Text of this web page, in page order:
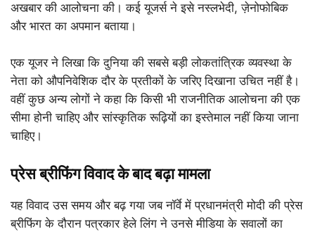
अखबार की आलोचना की। कई यूजर्स ने इसे नस्लभेदी, ज़ेनोफोबिक
और भारत का अपमान बताया।
एक यूजर ने लिखा कि दुनिया की सबसे बड़ी लोकतांत्रिक व्यवस्था के
नेता को औपनिवेशिक दौर के प्रतीकों के जरिए दिखाना उचित नहीं है।
वहीं कुछ अन्य लोगों ने कहा कि किसी भी राजनीतिक आलोचना की एक
सीमा होनी चाहिए और सांस्कृतिक रूढ़ियों का इस्तेमाल नहीं किया जाना
चाहिए।
प्रेस ब्रीफिंग विवाद के बाद बढ़ा मामला
यह विवाद उस समय और बढ़ गया जब नॉर्वे में प्रधानमंत्री मोदी की प्रेस
ब्रीफिंग के दौरान पत्रकार हेले लिंग ने उनसे मीडिया के सवालों का